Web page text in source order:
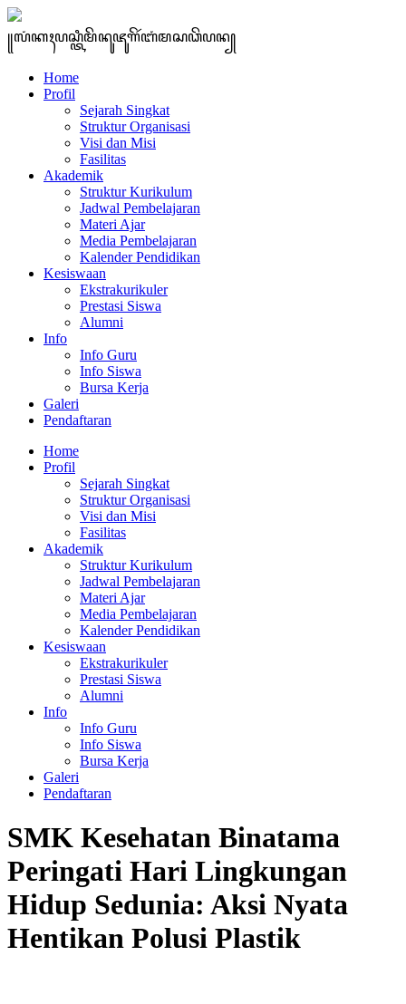
꧋ꦭꦁꦏꦃꦥꦱ꧀ꦠꦶꦩꦼꦤꦸꦗꦸꦒꦼꦂꦧꦁꦩꦱꦣꦼꦥꦤ꧀
Home
Profil
Sejarah Singkat
Struktur Organisasi
Visi dan Misi
Fasilitas
Akademik
Struktur Kurikulum
Jadwal Pembelajaran
Materi Ajar
Media Pembelajaran
Kalender Pendidikan
Kesiswaan
Ekstrakurikuler
Prestasi Siswa
Alumni
Info
Info Guru
Info Siswa
Bursa Kerja
Galeri
Pendaftaran
Home
Profil
Sejarah Singkat
Struktur Organisasi
Visi dan Misi
Fasilitas
Akademik
Struktur Kurikulum
Jadwal Pembelajaran
Materi Ajar
Media Pembelajaran
Kalender Pendidikan
Kesiswaan
Ekstrakurikuler
Prestasi Siswa
Alumni
Info
Info Guru
Info Siswa
Bursa Kerja
Galeri
Pendaftaran
SMK Kesehatan Binatama
Peringati Hari Lingkungan
Hidup Sedunia: Aksi Nyata
Hentikan Polusi Plastik